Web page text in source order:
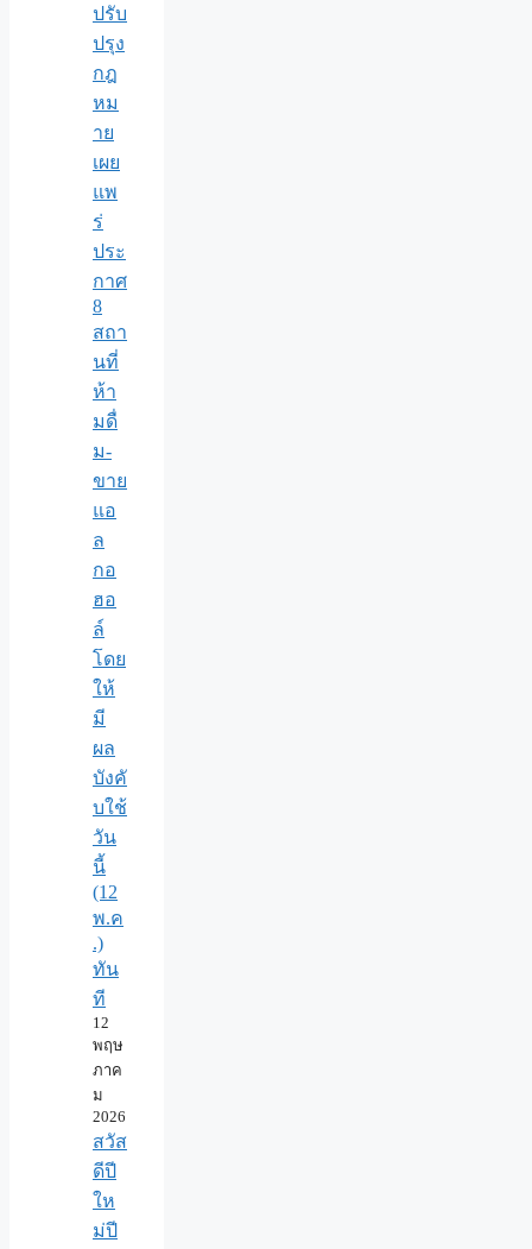
ปรับ
ปรุง
กฎ
หม
าย
เผย
แพ
ร่
ประ
กาศ
8
สถา
นที่
ห้า
มดื่
ม-
ขาย
แอ
ล
กอ
ฮอ
ล์
โดย
ให้
มี
ผล
บังคั
บใช้
วัน
นี้
(12
พ.ค
.)
ทัน
ที
12
พฤษ
ภาค
ม
2026
สวัส
ดีปี
ให
ม่ปี